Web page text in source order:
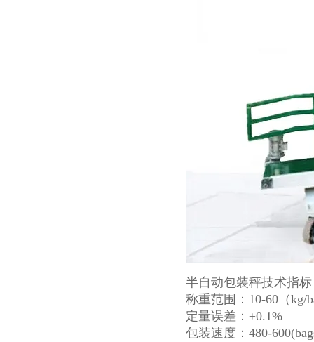
半自动包装秤技术指
称重范围：10-60（kg/
定量误差：±0.1%
包装速度：480-